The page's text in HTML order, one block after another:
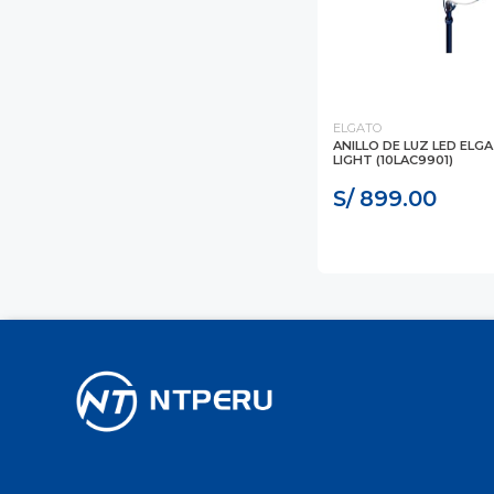
ELGATO
ANILLO DE LUZ LED
LIGHT (10LAC9901)
S/ 899.00